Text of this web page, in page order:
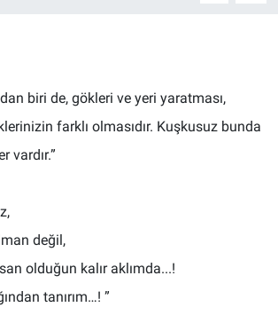
biri de, gökleri ve yeri yaratması,
farklı olmasıdır. Kuşkusuz bunda
vardır.”
değil,
olduğun kalır aklımda...!
tanırım…! ”